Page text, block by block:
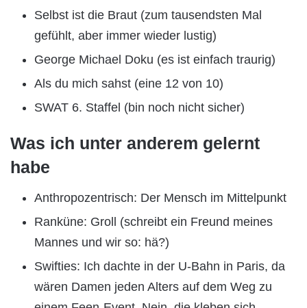
Selbst ist die Braut (zum tausendsten Mal
gefühlt, aber immer wieder lustig)
George Michael Doku (es ist einfach traurig)
Als du mich sahst (eine 12 von 10)
SWAT 6. Staffel (bin noch nicht sicher)
Was ich unter anderem gelernt
habe
Anthropozentrisch: Der Mensch im Mittelpunkt
Ranküne: Groll (schreibt ein Freund meines
Mannes und wir so: hä?)
Swifties: Ich dachte in der U-Bahn in Paris, da
wären Damen jeden Alters auf dem Weg zu